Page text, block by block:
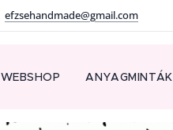
efzsehandmade@gmail.com
WEBSHOP ANYAGMINTÁK